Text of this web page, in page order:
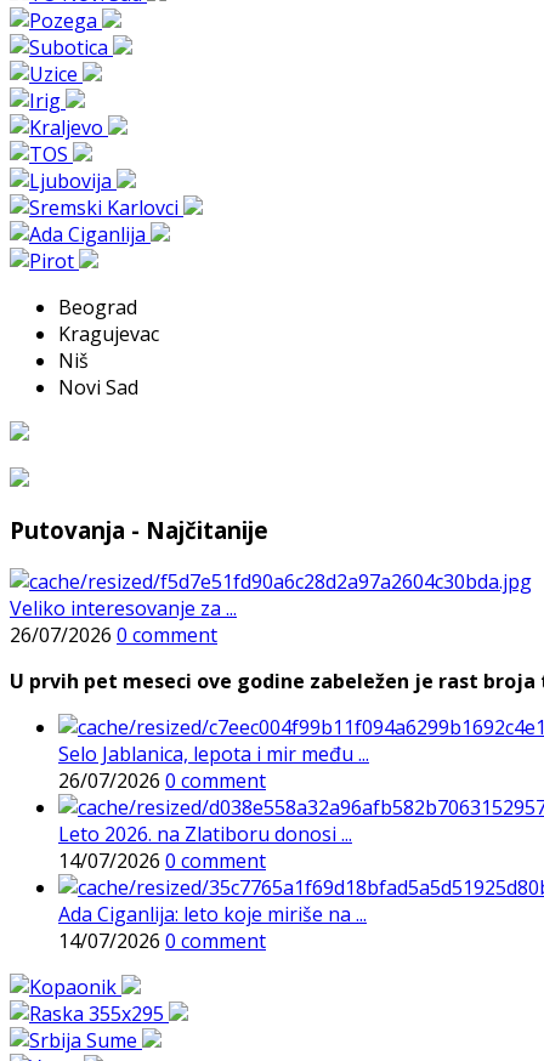
Beograd
Kragujevac
Niš
Novi Sad
Putovanja - Najčitanije
Veliko interesovanje za ...
26/07/2026 0 comment
U prvih pet meseci ove godine zabeležen je rast
Selo Jablanica, lepota i mir među ...
26/07/2026 0 comment
Leto 2026. na Zlatiboru donosi ...
14/07/2026 0 comment
Ada Ciganlija: leto koje miriše na ...
14/07/2026 0 comment